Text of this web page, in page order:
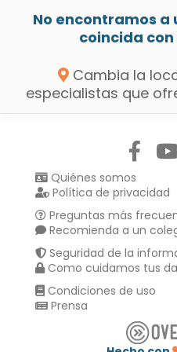
No encontramos a
coincida
Cambia la
especialistas que
Quiénes somos
Política de privacidad
Preguntas más
Recomienda a un
Seguridad de la
Como cuidamos tus
Condiciones de uso
Prensa